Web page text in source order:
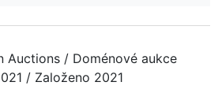
Auctions / Doménové aukce
/ Založeno 2021